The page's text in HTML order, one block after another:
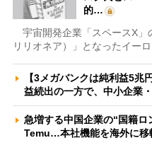
的…
宇宙開発企業「スペースX」
リリオネア）」となったイー
【3メガバンクは純利益5兆
益続出の一方で、中小企業
急増する中国企業の“国籍
Temu…本社機能を海外に